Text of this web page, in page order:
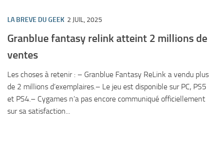
LA BREVE DU GEEK 2 JUIL, 2025
Granblue fantasy relink atteint 2 millions de
ventes
Les choses à retenir : – Granblue Fantasy ReLink a vendu plus
de 2 millions d’exemplaires.– Le jeu est disponible sur PC, PS5
et PS4.– Cygames n’a pas encore communiqué officiellement
sur sa satisfaction...